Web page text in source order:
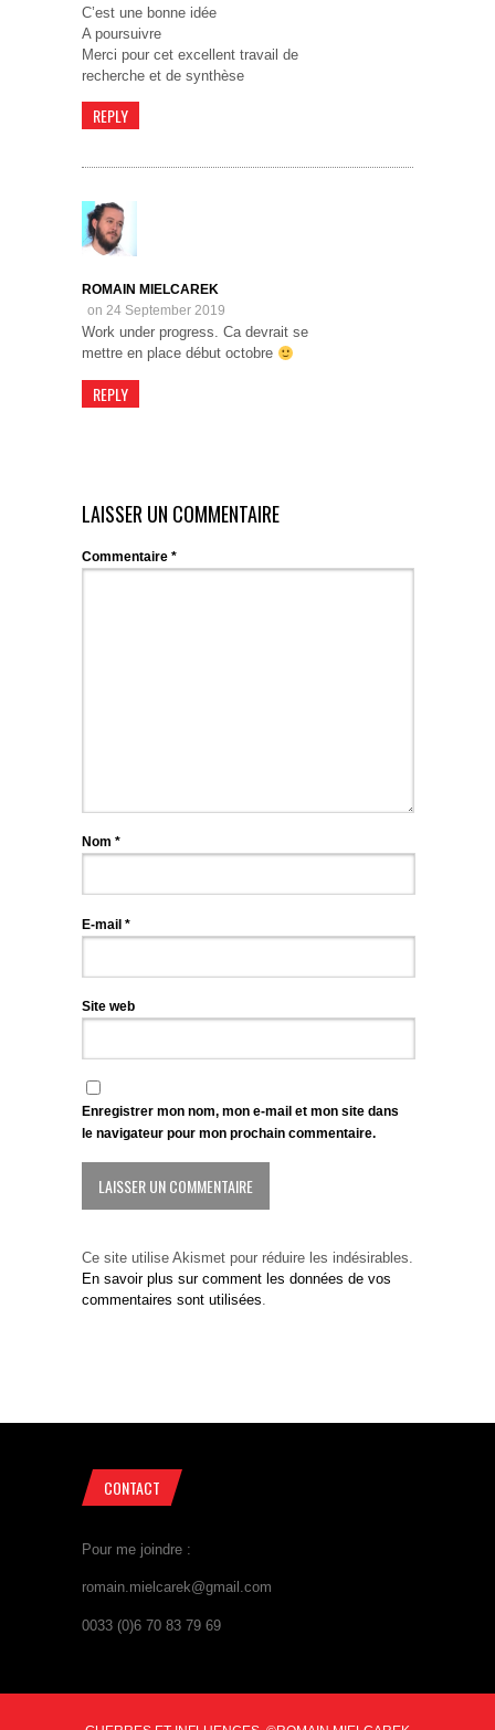
C’est une bonne idée
A poursuivre
Merci pour cet excellent travail de
recherche et de synthèse
REPLY
ROMAIN MIELCAREK
on 24 September 2019
Work under progress. Ca devrait se
mettre en place début octobre
REPLY
LAISSER UN COMMENTAIRE
Commentaire *
Nom *
E-mail *
Site web
Enregistrer mon nom, mon e-mail et mon site dans
le navigateur pour mon prochain commentaire.
Ce site utilise Akismet pour réduire les indésirables.
En savoir plus sur comment les données de vos
commentaires sont utilisées.
CONTACT
Pour me joindre :
romain.mielcarek@gmail.com
0033 (0)6 70 83 79 69